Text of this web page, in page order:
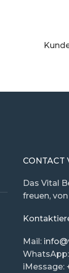
CONTACT
Das Vital
freuen,
Mail:
WhatsApp:
iMessage: